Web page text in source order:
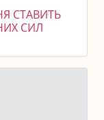
СТАВИТЬ
СИЛ